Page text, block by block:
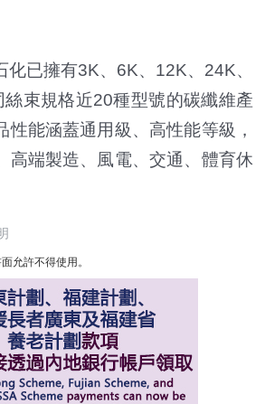
已擁有3K、6K、12K、24K、
束規格近20種型號的碳纖維產
性能涵蓋通用級、高性能等級，
高端製造、風電、交通、體育休
允許不得使用。